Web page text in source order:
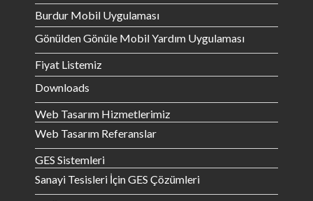
Burdur Mobil Uygulaması
Gönülden Gönüle Mobil Yardım Uygulaması
Fiyat Listemiz
Downloads
Web Tasarım Hizmetlerimiz
Web Tasarım Referanslar
GES Sistemleri
Sanayi Tesisleri İçin GES Çözümleri